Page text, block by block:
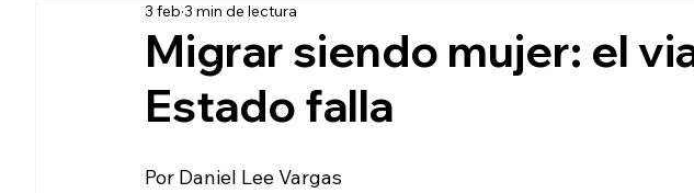
Migrar siendo mujer: el
Estado falla
3 feb 3 min de lectura
Por Daniel Lee Vargas